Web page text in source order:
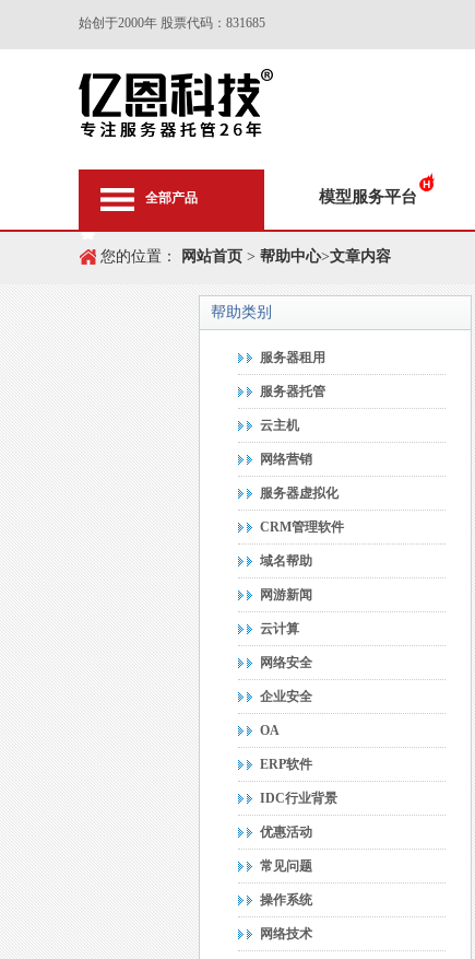
始创于2000年 股票代码：831685
全部产品 模型服务平台
您的位置： 网站首页 > 帮助中心>文章内容
帮助类别
服务器租用
服务器托管
云主机
网络营销
服务器虚拟化
CRM管理软件
域名帮助
网游新闻
云计算
网络安全
企业安全
OA
ERP软件
IDC行业背景
优惠活动
常见问题
操作系统
网络技术